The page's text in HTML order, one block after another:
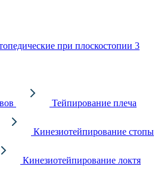
при плоскостопии 3
Тейпирование плеча
Кинезиотейпирование стопы
Кинезиотейпирование локтя